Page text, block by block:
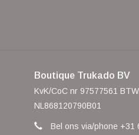
Boutique Trukado BV
KvK/CoC nr 97577561
NL868120790B01
Bel ons via/phone +31